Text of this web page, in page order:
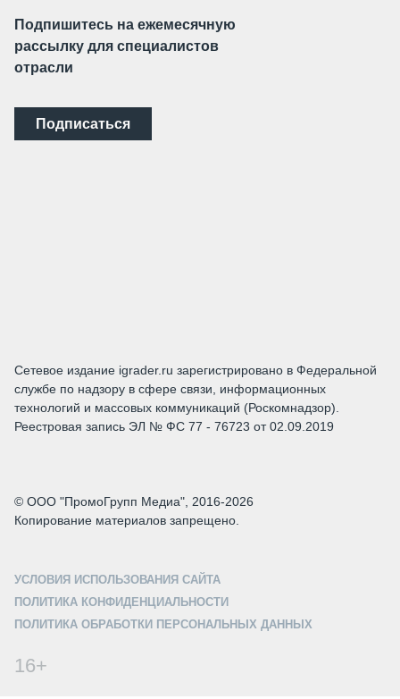
Подпишитесь на ежемесячную
рассылку для специалистов
отрасли
Подписаться
Сетевое издание igrader.ru зарегистрировано в Федеральной
службе по надзору в сфере связи, информационных
технологий и массовых коммуникаций (Роскомнадзор).
Реестровая запись ЭЛ № ФС 77 - 76723 от 02.09.2019
© ООО "ПромоГрупп Медиа", 2016-2026
Копирование материалов запрещено.
УСЛОВИЯ ИСПОЛЬЗОВАНИЯ САЙТА
ПОЛИТИКА КОНФИДЕНЦИАЛЬНОСТИ
ПОЛИТИКА ОБРАБОТКИ ПЕРСОНАЛЬНЫХ ДАННЫХ
16+